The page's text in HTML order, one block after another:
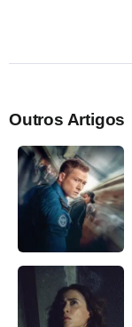
Outros Artigos